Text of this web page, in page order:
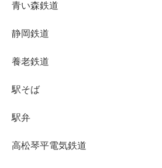
青い森鉄道
静岡鉄道
養老鉄道
駅そば
駅弁
高松琴平電気鉄道